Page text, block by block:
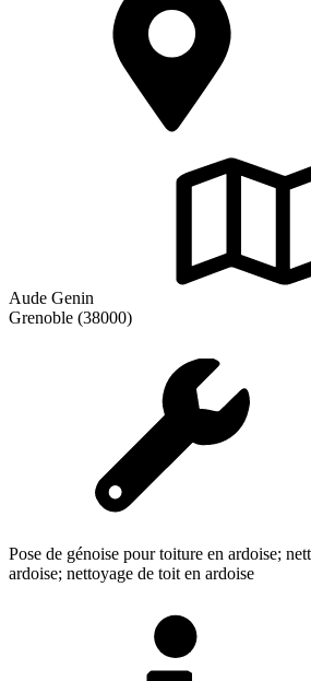
Aude Genin
Grenoble (38000)
Pose de génoise pour toiture en ardoise;
ardoise; nettoyage de toit en ardoise